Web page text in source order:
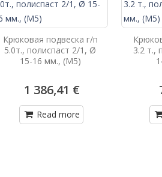
Крюковая подвеска г/п
5.0т., полиспаст 2/1, Ø
15-16 мм., (М5)
1 386,41 €
Read more
3.2 т.,